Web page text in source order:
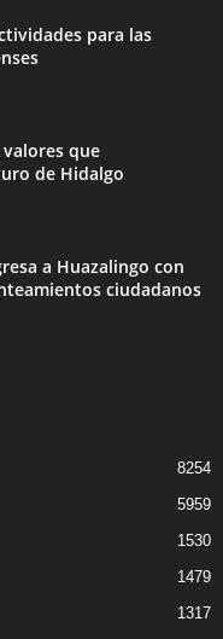
para las
que
de Hidalgo
a Huazalingo con
ciudadanos
8254
5959
1530
1479
1317